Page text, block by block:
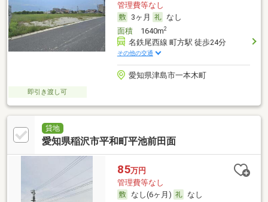
管理費等なし
3ヶ月
なし
面積1640m2
名鉄尾西線 町方駅 徒歩24分
その他の交通
愛知県津島市一本木町
即引き渡し可
貸地
愛知県稲沢市平和町平池前田面
85万円
管理費等なし
なし(6ヶ月)
なし